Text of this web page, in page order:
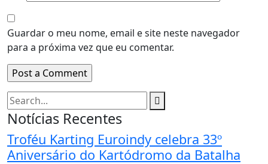
Guardar o meu nome, email e site neste navegador
para a próxima vez que eu comentar.
Notícias Recentes
Troféu Karting Euroindy celebra 33º
Aniversário do Kartódromo da Batalha